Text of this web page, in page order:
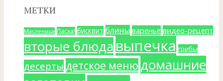
МЕТКИ
Масленица Пасха! бисквит блины варенье видео-рецепт
вторые блюдавыпечка грибы
десерты детское меню домашние